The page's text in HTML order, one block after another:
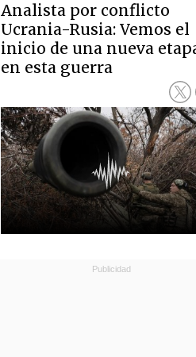
Analista por conflicto
Ucrania-Rusia: Vemos el
inicio de una nueva
en esta guerra